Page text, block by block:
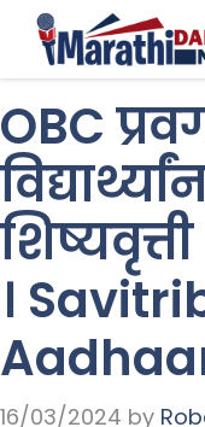
Skip
OBC
।
16/03/2024 by